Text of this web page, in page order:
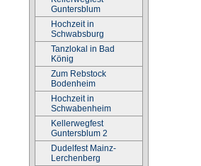
Guntersblum
Hochzeit in
Schwabsburg
Tanzlokal in Bad
König
Zum Rebstock
Bodenheim
Hochzeit in
Schwabenheim
Kellerwegfest
Guntersblum 2
Dudelfest Mainz-
Lerchenberg